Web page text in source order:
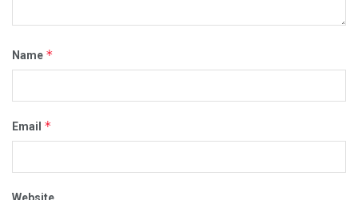
Name *
Email *